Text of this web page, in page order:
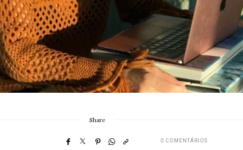
Share
0 COMENTÁRIOS